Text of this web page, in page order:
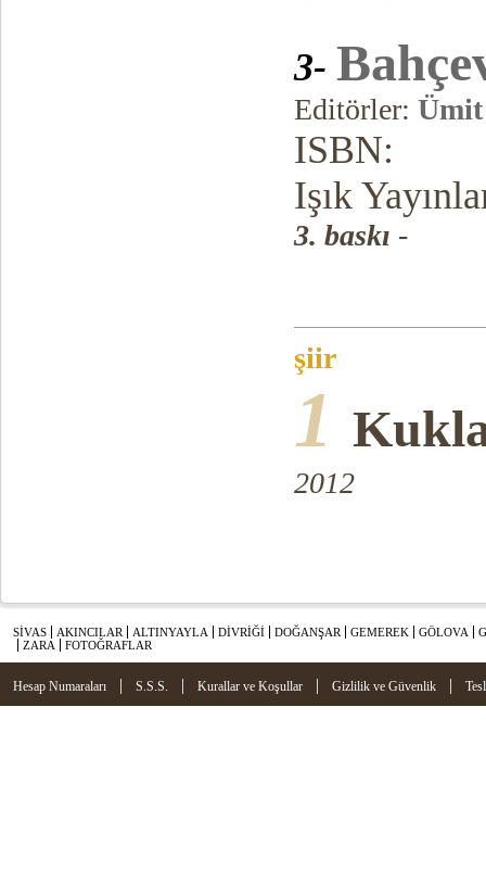
3-
Editörler:
ISBN:
Işık
3. baskı -
şiir
1
2012
SİVAS AKINCILAR ALTINYAYLA DİVRİĞİ DOĞANŞAR GEMEREK GÖLOVA
ZARA
FOTOĞRAFLAR
Hesap Numaraları | S.S.S. | Kurallar ve Koşullar | Gizlilik ve Güvenlik |